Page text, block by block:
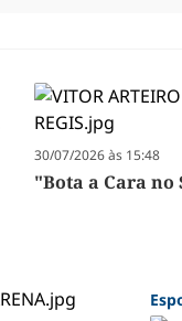
30/07/2026 às 15:48
"Bota a Cara no